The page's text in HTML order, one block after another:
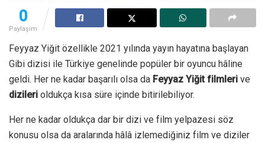
0
Paylaşım
Feyyaz Yiğit özellikle 2021 yılında yayın hayatına başlayan
Gibi dizisi ile Türkiye genelinde popüler bir oyuncu hâline
geldi. Her ne kadar başarılı olsa da Feyyaz Yiğit filmleri ve
dizileri oldukça kısa süre içinde bitirilebiliyor.
Her ne kadar oldukça dar bir dizi ve film yelpazesi söz
konusu olsa da aralarında hâlâ izlemediğiniz film ve diziler